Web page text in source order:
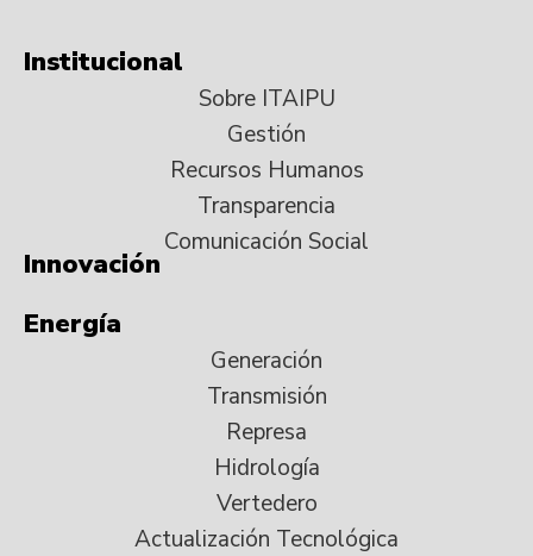
Institucional
Sobre ITAIPU
Gestión
Recursos Humanos
Transparencia
Comunicación Social
Innovación
Energía
Generación
Transmisión
Represa
Hidrología
Vertedero
Actualización Tecnológica